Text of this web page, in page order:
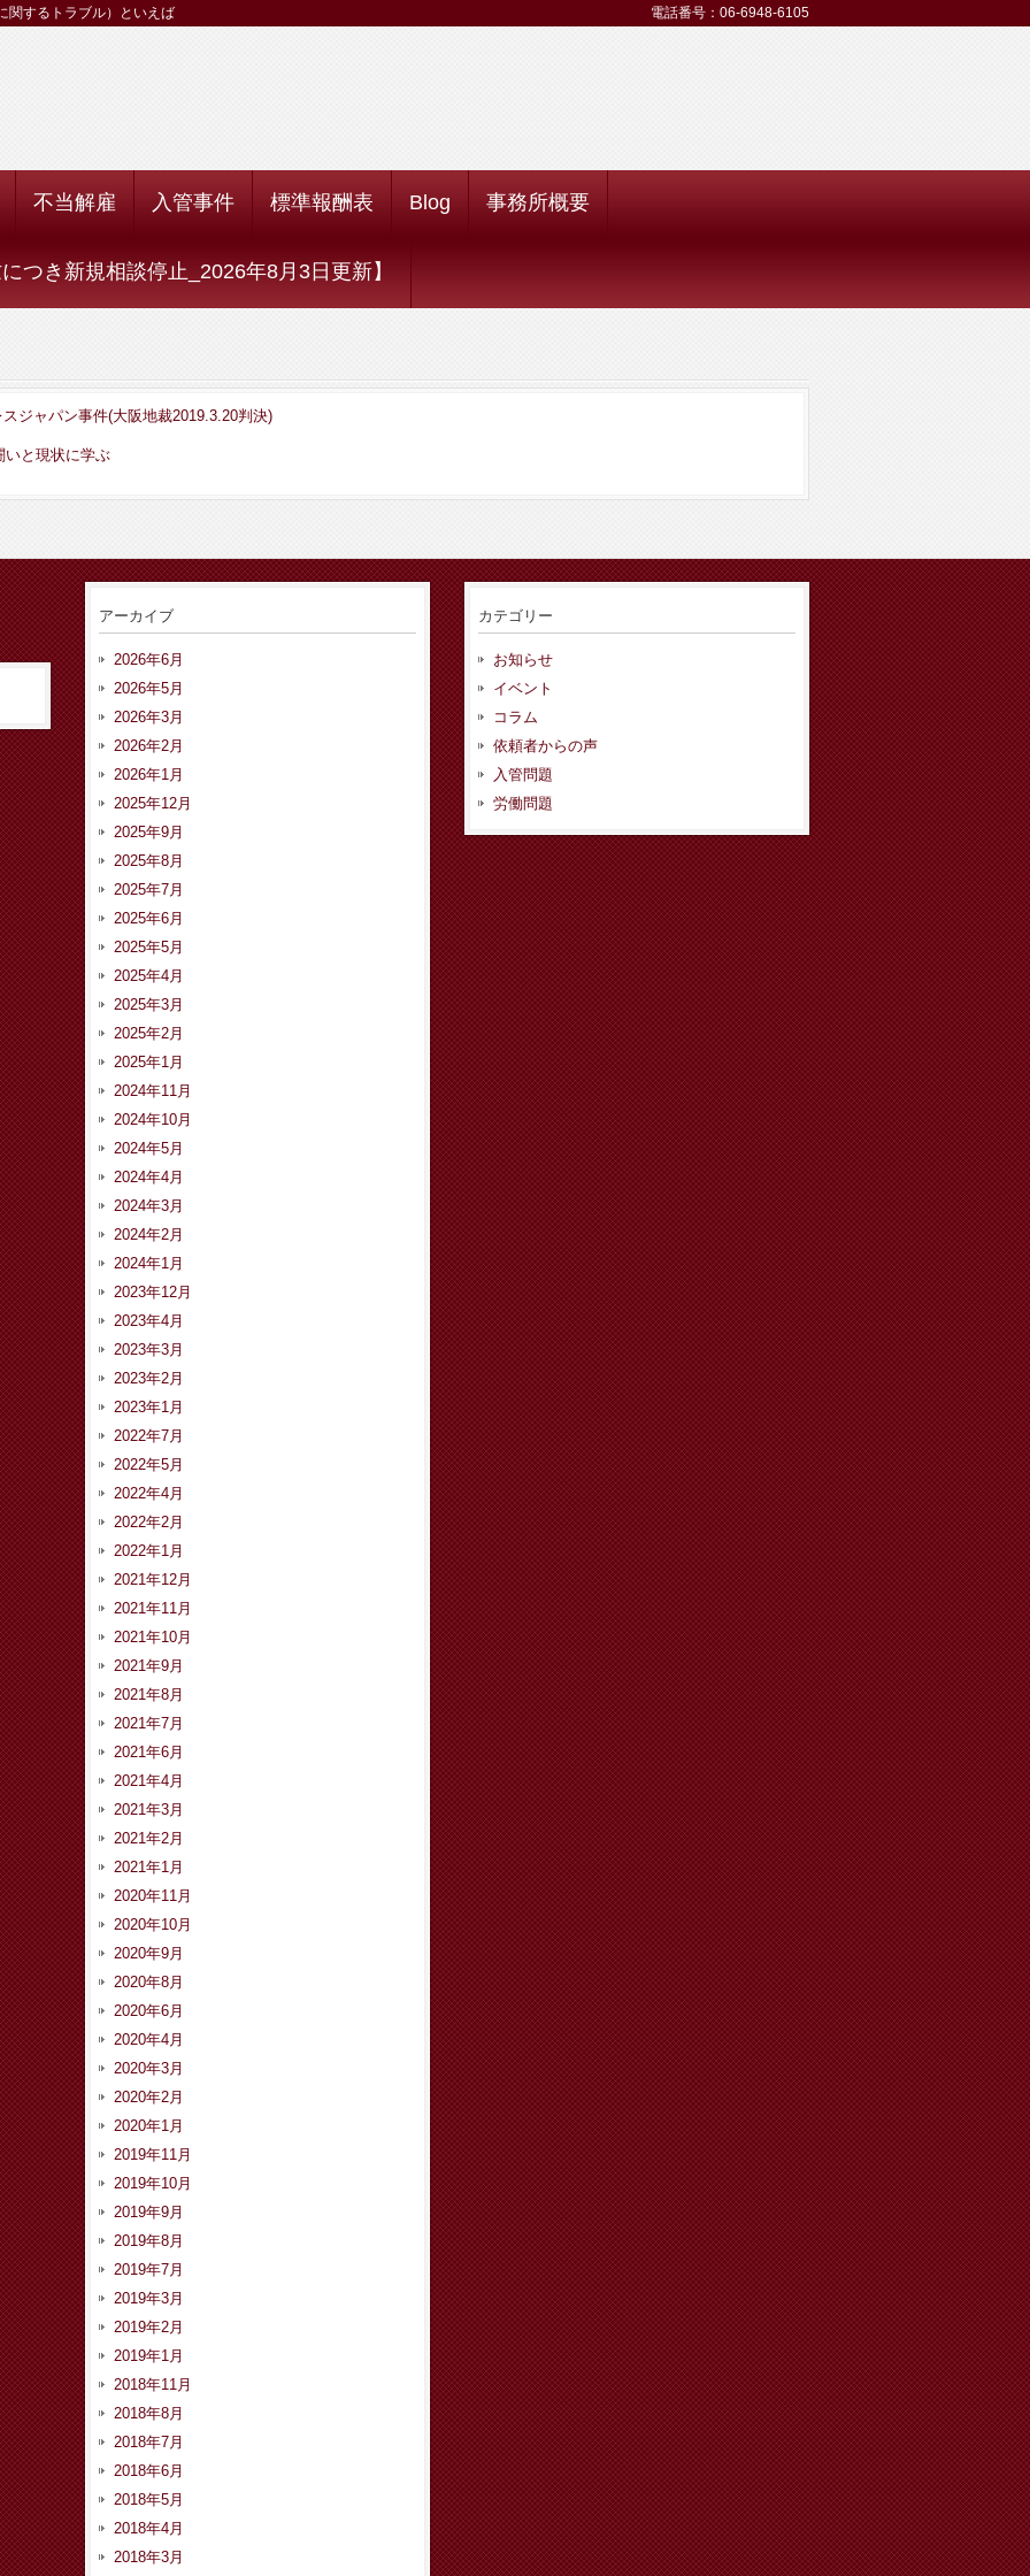
関するトラブル）といえば 電話番号：06-6948-6105
不当解雇 入管事件 標準報酬表 Blog 事務所概要
つき新規相談停止_2026年8月3日更新】
ジャパン事件(大阪地裁2019.3.20判決)
いと現状に学ぶ
アーカイブ
2026年6月
2026年5月
2026年3月
2026年2月
2026年1月
2025年12月
2025年9月
2025年8月
2025年7月
2025年6月
2025年5月
2025年4月
2025年3月
2025年2月
2025年1月
2024年11月
2024年10月
2024年5月
2024年4月
2024年3月
2024年2月
2024年1月
2023年12月
2023年4月
2023年3月
2023年2月
2023年1月
2022年7月
2022年5月
2022年4月
2022年2月
2022年1月
2021年12月
2021年11月
2021年10月
2021年9月
2021年8月
2021年7月
2021年6月
2021年4月
2021年3月
2021年2月
2021年1月
2020年11月
2020年10月
2020年9月
2020年8月
2020年6月
2020年4月
2020年3月
2020年2月
2020年1月
2019年11月
2019年10月
2019年9月
2019年8月
2019年7月
2019年3月
2019年2月
2019年1月
2018年11月
2018年8月
2018年7月
2018年6月
2018年5月
2018年4月
2018年3月
カテゴリー
お知らせ
イベント
コラム
依頼者からの声
入管問題
労働問題